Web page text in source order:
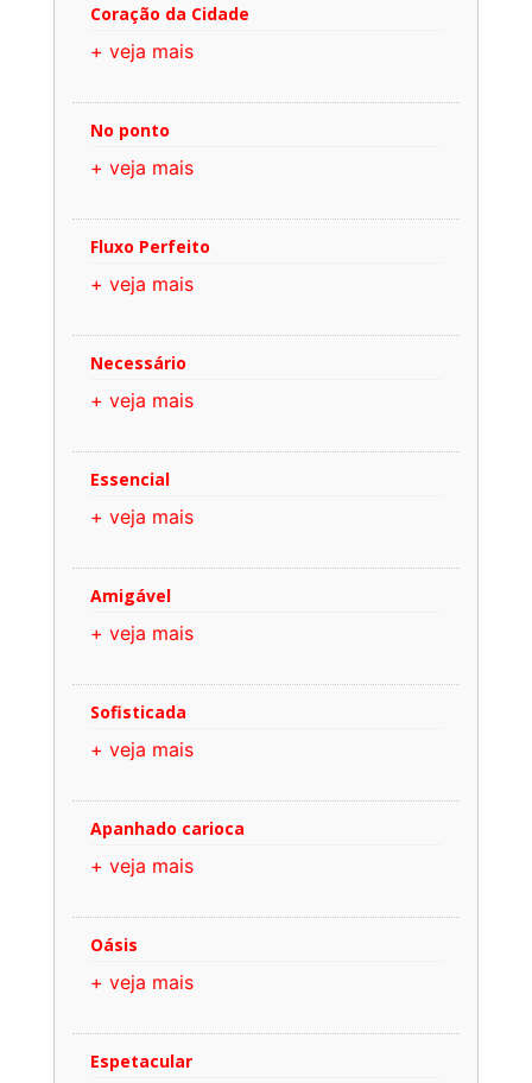
Coração da Cidade
+ veja mais
No ponto
+ veja mais
Fluxo Perfeito
+ veja mais
Necessário
+ veja mais
Essencial
+ veja mais
Amigável
+ veja mais
Sofisticada
+ veja mais
Apanhado carioca
+ veja mais
Oásis
+ veja mais
Espetacular